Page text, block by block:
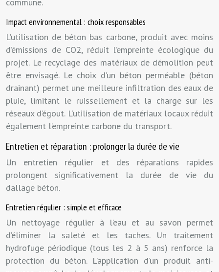
commune.
Impact environnemental : choix responsables
L’utilisation de béton bas carbone, produit avec moins
d’émissions de CO2, réduit l’empreinte écologique du
projet. Le recyclage des matériaux de démolition peut
être envisagé. Le choix d’un béton perméable (béton
drainant) permet une meilleure infiltration des eaux de
pluie, limitant le ruissellement et la charge sur les
réseaux d’égout. L’utilisation de matériaux locaux réduit
également l’empreinte carbone du transport.
Entretien et réparation : prolonger la durée de vie
Un entretien régulier et des réparations rapides
prolongent significativement la durée de vie du
dallage béton.
Entretien régulier : simple et efficace
Un nettoyage régulier à l’eau et au savon permet
d’éliminer la saleté et les taches. Un traitement
hydrofuge périodique (tous les 2 à 5 ans) renforce la
protection du béton. L’application d’un produit anti-